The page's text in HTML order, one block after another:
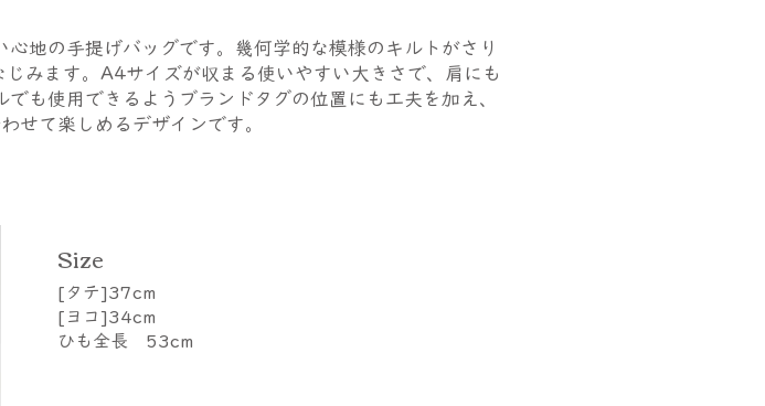
地の手提げバッグです。幾何学的な模様のキルトがさり
みます。A4サイズが収まる使いやすい大きさで、肩にも
も使用できるようブランドタグの位置にも工夫を加え、
せて楽しめるデザインです。
​Size
[タテ]37cm
[ヨコ]34cm
ひも全長 53cm